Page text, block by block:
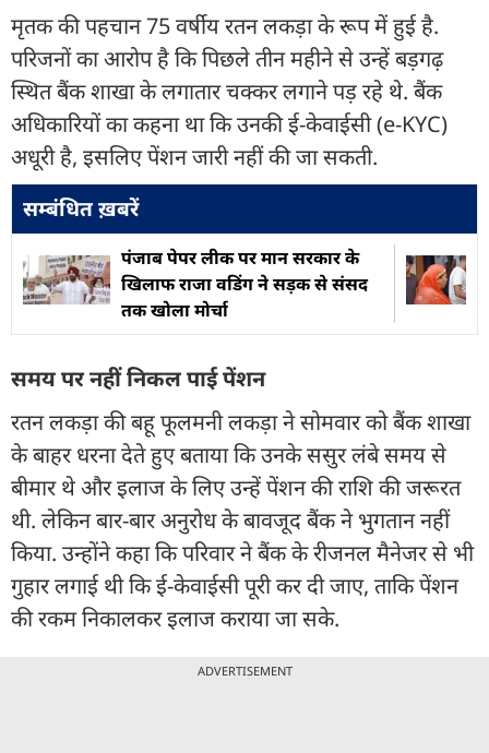
मृतक की पहचान 75 वर्षीय रतन लकड़ा के रूप में हुई है.
परिजनों का आरोप है कि पिछले तीन महीने से उन्हें बड़गढ़
स्थित बैंक शाखा के लगातार चक्कर लगाने पड़ रहे थे. बैंक
अधिकारियों का कहना था कि उनकी ई-केवाईसी (e-KYC)
अधूरी है, इसलिए पेंशन जारी नहीं की जा सकती.
सम्बंधित ख़बरें
पंजाब पेपर लीक पर मान सरकार के
खिलाफ राजा वडिंग ने सड़क से संसद
तक खोला मोर्चा
समय पर नहीं निकल पाई पेंशन
रतन लकड़ा की बहू फूलमनी लकड़ा ने सोमवार को बैंक शाखा
के बाहर धरना देते हुए बताया कि उनके ससुर लंबे समय से
बीमार थे और इलाज के लिए उन्हें पेंशन की राशि की जरूरत
थी. लेकिन बार-बार अनुरोध के बावजूद बैंक ने भुगतान नहीं
किया. उन्होंने कहा कि परिवार ने बैंक के रीजनल मैनेजर से भी
गुहार लगाई थी कि ई-केवाईसी पूरी कर दी जाए, ताकि पेंशन
की रकम निकालकर इलाज कराया जा सके.
ADVERTISEMENT